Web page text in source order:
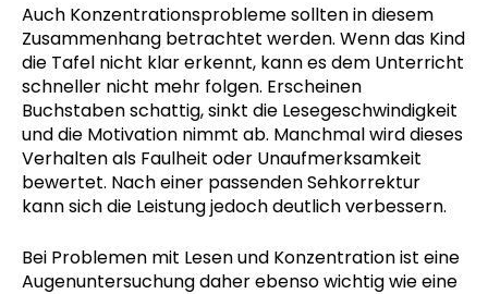
Auch Konzentrationsprobleme sollten in diesem
Zusammenhang betrachtet werden. Wenn das Kind
die Tafel nicht klar erkennt, kann es dem Unterricht
schneller nicht mehr folgen. Erscheinen
Buchstaben schattig, sinkt die Lesegeschwindigkeit
und die Motivation nimmt ab. Manchmal wird dieses
Verhalten als Faulheit oder Unaufmerksamkeit
bewertet. Nach einer passenden Sehkorrektur
kann sich die Leistung jedoch deutlich verbessern.
Bei Problemen mit Lesen und Konzentration ist eine
Augenuntersuchung daher ebenso wichtig wie eine